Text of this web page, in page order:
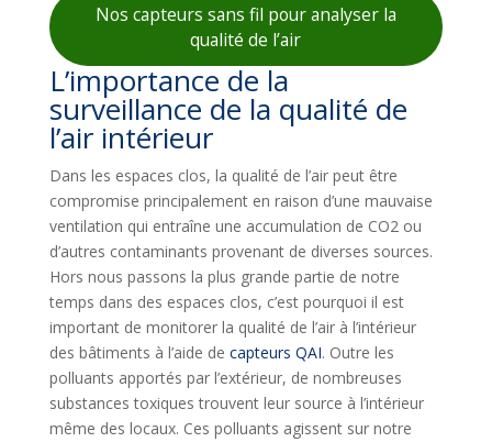
Nos capteurs sans fil pour analyser la
qualité de l’air
L’importance de la
surveillance de la qualité de
l’air intérieur
Dans les espaces clos, la qualité de l’air peut être
compromise principalement en raison d’une mauvaise
ventilation qui entraîne une accumulation de CO2 ou
d’autres contaminants provenant de diverses sources.
Hors nous passons la plus grande partie de notre
temps dans des espaces clos, c’est pourquoi il est
important de monitorer la qualité de l’air à l’intérieur
des bâtiments à l’aide de capteurs QAI. Outre les
polluants apportés par l’extérieur, de nombreuses
substances toxiques trouvent leur source à l’intérieur
même des locaux. Ces polluants agissent sur notre